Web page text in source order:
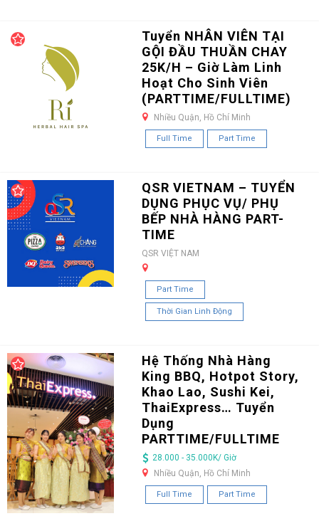
Tuyển NHÂN VIÊN TẠI
GỘI ĐẦU THUẦN CHAY
25K/H – Giờ Làm Linh
Hoạt Cho Sinh Viên
(PARTTIME/FULLTIME)
Nhiều Quận, Hồ Chí Minh
Full Time Part Time
QSR VIETNAM – TUYỂN
DỤNG PHỤC VỤ/ PHỤ
BẾP NHÀ HÀNG PART-
TIME
QSR VIỆT NAM
Part Time
Thời Gian Linh Động
Hệ Thống Nhà Hàng
King BBQ, Hotpot Story,
Khao Lao, Sushi Kei,
ThaiExpress… Tuyển
Dụng
PARTTIME/FULLTIME
28.000 - 35.000K/ Giờ
Nhiều Quận, Hồ Chí Minh
Full Time Part Time